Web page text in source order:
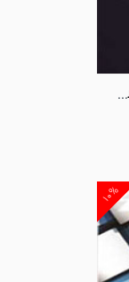
بی احتیاطی و تکلیف به رعایت احتیاط «نگاهی تطبیقی به حقوق مسئولیت مدنی ایران و انگلستان»
۱۰%